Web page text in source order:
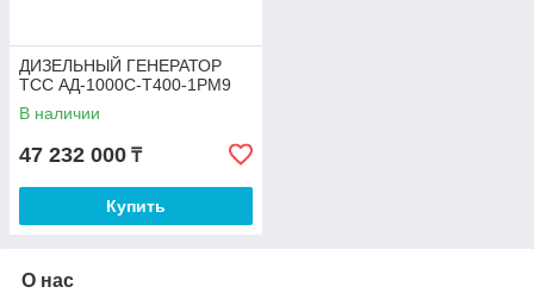
ДИЗЕЛЬНЫЙ ГЕНЕРАТОР
ТСС АД-1000С-Т400-1РМ9
В наличии
47 232 000 ₸
Купить
О нас